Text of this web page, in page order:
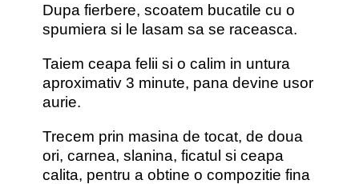
Dupa fierbere, scoatem bucatile cu o
spumiera si le lasam sa se raceasca.
Taiem ceapa felii si o calim in untura
aproximativ 3 minute, pana devine usor
aurie.
Trecem prin masina de tocat, de doua
ori, carnea, slanina, ficatul si ceapa
calita, pentru a obtine o compozitie fina